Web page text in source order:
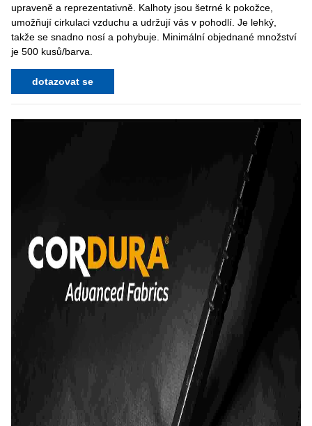
upraveně a reprezentativně. Kalhoty jsou šetrné k pokožce,
umožňují cirkulaci vzduchu a udržují vás v pohodlí. Je lehký,
takže se snadno nosí a pohybuje. Minimální objednané množství
je 500 kusů/barva.
dotazovat se